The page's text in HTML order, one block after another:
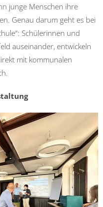
junge Menschen ihre
Genau darum geht es bei
Schülerinnen und
auseinander, entwickeln
mit kommunalen